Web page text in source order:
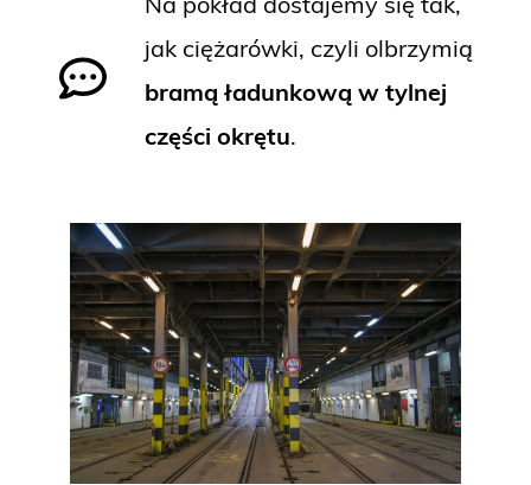
jak ciężarówki, czyli olbrzymią
bramą ładunkową w tylnej
części okrętu.